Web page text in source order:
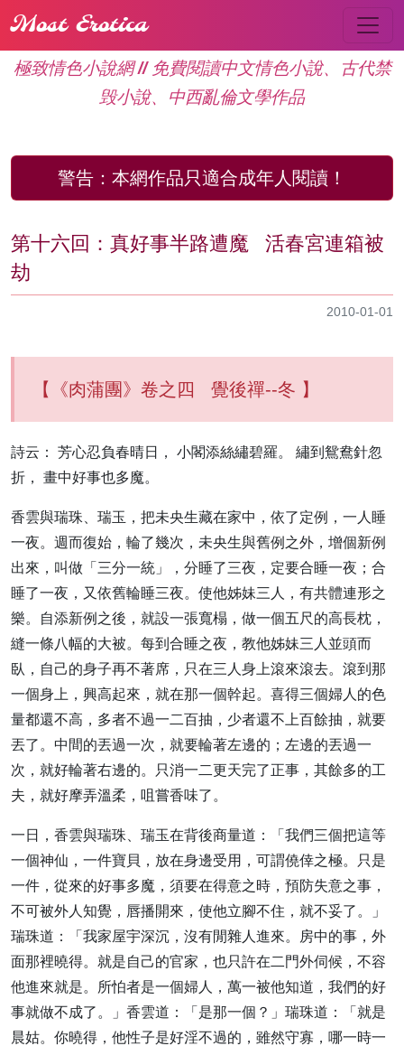
Most Erotica
極致情色小說網 // 免費閱讀中文情色小說、古代禁
毁小說、中西亂倫文學作品
警告： 本網作品只適合成年人閱讀！
第十六回：真好事半路遭魔 活春宮連箱被
劫
2010-01-01
【《肉蒲團》卷之四 覺後禪--冬 】
詩云： 芳心忍負春晴日， 小閣添絲繡碧羅。 繡到鴛鴦針忽
折， 畫中好事也多魔。
香雲與瑞珠、瑞玉，把未央生藏在家中，依了定例，一人睡
一夜。週而復始，輪了幾次，未央生與舊例之外，增個新例
出來，叫做「三分一統」，分睡了三夜，定要合睡一夜；合
睡了一夜，又依舊輪睡三夜。使他姊妹三人，有共體連形之
樂。自添新例之後，就設一張寬榻，做一個五尺的高長枕，
縫一條八幅的大被。每到合睡之夜，教他姊妹三人並頭而
臥，自己的身子再不著席，只在三人身上滾來滾去。滾到那
一個身上，興高起來，就在那一個幹起。喜得三個婦人的色
量都還不高，多者不過一二百抽，少者還不上百餘抽，就要
丟了。中間的丟過一次，就要輪著左邊的；左邊的丟過一
次，就好輪著右邊的。只消一二更天完了正事，其餘多的工
夫，就好摩弄溫柔，咀嘗香味了。
一日，香雲與瑞珠、瑞玉在背後商量道：「我們三個把這等
一個神仙，一件寶貝，放在身邊受用，可謂僥倖之極。只是
一件，從來的好事多魔，須要在得意之時，預防失意之事，
不可被外人知覺，唇播開來，使他立腳不住，就不妥了。」
瑞珠道：「我家屋宇深沉，沒有閒雜人進來。房中的事，外
面那裡曉得。就是自己的官家，也只許在二門外伺候，不容
他進來就是。所怕者是一個婦人，萬一被他知道，我們的好
事就做不成了。」香雲道：「是那一個？」瑞珠道：「就是
晨姑。你曉得，他性子是好淫不過的，雖然守寡，哪一時一